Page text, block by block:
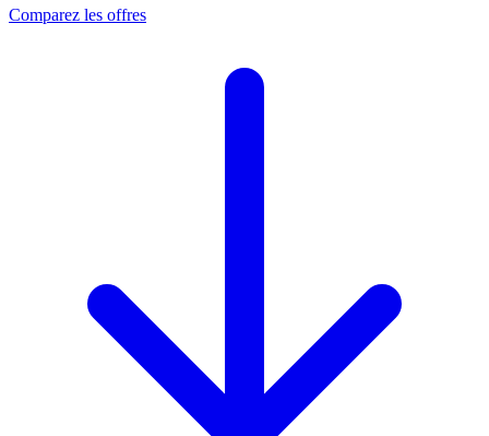
Comparez les offres